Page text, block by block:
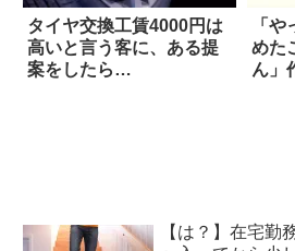
タイヤ交換工賃4000円は
高いと言う客に、ある提
案をしたら…
「
めた
ん」
【は？】在宅勤